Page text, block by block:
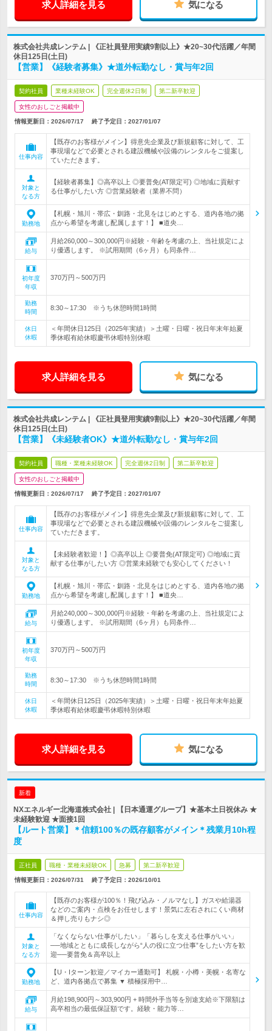
求人詳細を見る 気になる
株式会社共成レンテム | 《正社員登用実績9割以上》★20~30代活躍／年間
休日125日(土日)
【営業】《経験者募集》★道外転勤なし・賞与年2回
契約社員 業種未経験OK 完全週休2日制 第二新卒歓迎
女性のおしごと掲載中
情報更新日：2026/07/17 終了予定日： 2027/01/07
仕事内容
【既存のお客様がメイン】得意先企業及び新規顧客に対して、工
事現場などで必要とされる建設機械や設備のレンタルをご提案し
ていただきます。
対象と
なる方
【経験者募集】◎高卒以上 ◎要普免(AT限定可) ◎地域に貢献す
る仕事がしたい方 ◎営業経験者（業界不問）
勤務地
【札幌・旭川・帯広・釧路・北見をはじめとする、道内各地の拠
点から希望を考慮し配属します！】 ■道央…
給与
月給260,000～300,000円※経験・年齢を考慮の上、当社規定によ
り優遇します。 ※試用期間（6ヶ月）も同条件…
初年度
年収
370万円～500万円
勤務
時間
8:30～17:30 ※うち休憩時間1時間
休日
休暇
＜年間休日125日（2025年実績）＞土曜・日曜・祝日年末年始夏
季休暇有給休暇慶弔休暇特別休暇
求人詳細を見る 気になる
株式会社共成レンテム | 《正社員登用実績9割以上》★20~30代活躍／年間
休日125日(土日)
【営業】《未経験者OK》★道外転勤なし・賞与年2回
契約社員 職種・業種未経験OK 完全週休2日制 第二新卒歓迎
女性のおしごと掲載中
情報更新日：2026/07/17 終了予定日： 2027/01/07
仕事内容
【既存のお客様がメイン】得意先企業及び新規顧客に対して、工
事現場などで必要とされる建設機械や設備のレンタルをご提案し
ていただきます。
対象と
なる方
【未経験者歓迎！】◎高卒以上 ◎要普免(AT限定可) ◎地域に貢
献する仕事がしたい方 ◎営業未経験でも安心してください！
勤務地
【札幌・旭川・帯広・釧路・北見をはじめとする、道内各地の拠
点から希望を考慮し配属します！】 ■道央…
給与
月給240,000～300,000円※経験・年齢を考慮の上、当社規定によ
り優遇します。 ※試用期間（6ヶ月）も同条件…
初年度
年収
370万円～500万円
勤務
時間
8:30～17:30 ※うち休憩時間1時間
休日
休暇
＜年間休日125日（2025年実績）＞土曜・日曜・祝日年末年始夏
季休暇有給休暇慶弔休暇特別休暇
求人詳細を見る 気になる
新着
NXエネルギー北海道株式会社 | 【日本通運グループ】★基本土日祝休み ★
未経験歓迎 ★面接1回
【ルート営業】＊信頼100％の既存顧客がメイン＊残業月10h程
度
正社員 職種・業種未経験OK 急募 第二新卒歓迎
情報更新日：2026/07/31 終了予定日： 2026/10/01
仕事内容
【既存のお客様が100％！飛び込み・ノルマなし】ガスや給湯器
などのご案内・点検をお任せします！景気に左右されにくい商材
＆押し売りもナシ◎
対象と
なる方
「なくならない仕事がしたい」「暮らしを支える仕事がいい」
──地域とともに成長しながら“人の役に立つ仕事”をしたい方を歓
迎──要普免＆高卒以上
勤務地
【U・Iターン歓迎／マイカー通勤可】 札幌・小樽・美幌・名寄な
ど、道内各拠点で募集 ▼ 積極採用中…
給与
月給198,900円～303,900円 + 時間外手当等を別途支給※下限額は
高卒相当の最低保証額です。経験・能力等…